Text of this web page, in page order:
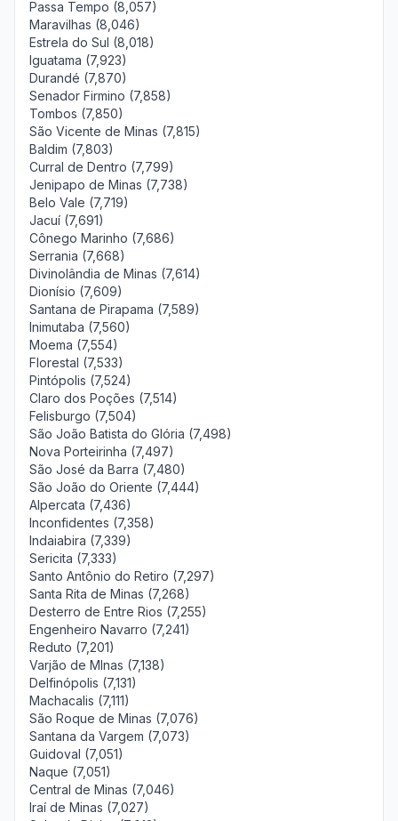
Passa Tempo (8,057)
Maravilhas (8,046)
Estrela do Sul (8,018)
Iguatama (7,923)
Durandé (7,870)
Senador Firmino (7,858)
Tombos (7,850)
São Vicente de Minas (7,815)
Baldim (7,803)
Curral de Dentro (7,799)
Jenipapo de Minas (7,738)
Belo Vale (7,719)
Jacuí (7,691)
Cônego Marinho (7,686)
Serrania (7,668)
Divinolândia de Minas (7,614)
Dionísio (7,609)
Santana de Pirapama (7,589)
Inimutaba (7,560)
Moema (7,554)
Florestal (7,533)
Pintópolis (7,524)
Claro dos Poções (7,514)
Felisburgo (7,504)
São João Batista do Glória (7,498)
Nova Porteirinha (7,497)
São José da Barra (7,480)
São João do Oriente (7,444)
Alpercata (7,436)
Inconfidentes (7,358)
Indaiabira (7,339)
Sericita (7,333)
Santo Antônio do Retiro (7,297)
Santa Rita de Minas (7,268)
Desterro de Entre Rios (7,255)
Engenheiro Navarro (7,241)
Reduto (7,201)
Varjão de MInas (7,138)
Delfinópolis (7,131)
Machacalis (7,111)
São Roque de Minas (7,076)
Santana da Vargem (7,073)
Guidoval (7,051)
Naque (7,051)
Central de Minas (7,046)
Iraí de Minas (7,027)